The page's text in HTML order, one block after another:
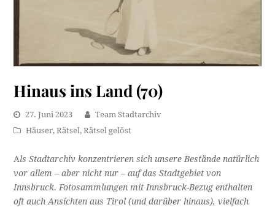
Hinaus ins Land (70)
27. Juni 2023
Team Stadtarchiv
Häuser,Rätsel,Rätsel gelöst
Als Stadtarchiv konzentrieren sich unsere Bestände natürlich
vor allem – aber nicht nur – auf das Stadtgebiet von
Innsbruck. Fotosammlungen mit Innsbruck-Bezug enthalten
oft auch Ansichten aus Tirol (und darüber hinaus), vielfach